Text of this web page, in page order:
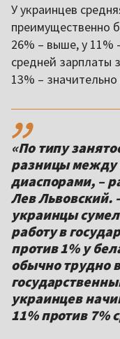
У украинцев
преимущественно
26% – выше, у
средней зарплаты
13% –
,,
«По типу
разницы между
диаспорами, –
Лев Львовский.
украинцы
работу в
против 1% у
обычно трудно
украинцев
11% против 7%